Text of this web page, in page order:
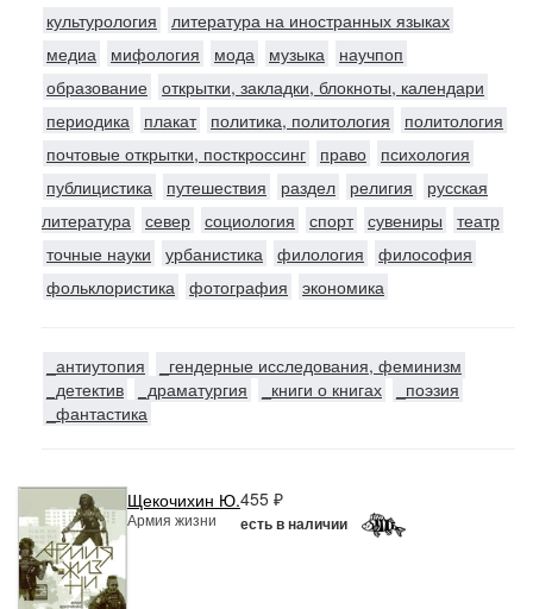
культурология
литература на иностранных языках
медиа
мифология мода музыка
научпоп
образование открытки, закладки, блокноты, календари
периодика
плакат политика, политология
политология
почтовые открытки, посткроссинг
право
психология
публицистика
путешествия раздел религия
русская
литература север социология спорт сувениры
театр
точные науки
урбанистика филология
философия
фольклористика фотография экономика
_антиутопия
_гендерные исследования, феминизм
_детектив
_драматургия _книги о книгах
_поэзия
_фантастика
Щекочихин Ю.
Армия жизни
455 ₽
есть в наличии